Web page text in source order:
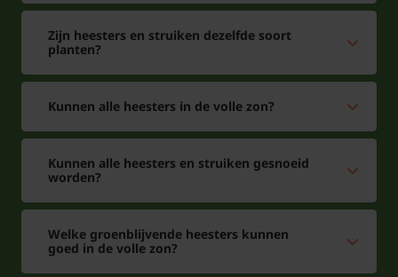
Zijn heesters en struiken dezelfde soort
planten?
Kunnen alle heesters in de volle zon?
Kunnen alle heesters en struiken gesnoeid
worden?
Welke groenblijvende heesters kunnen
goed in de volle zon?